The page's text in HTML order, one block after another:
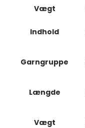
Vægt
Indhold
Garngruppe
Længde
Vægt